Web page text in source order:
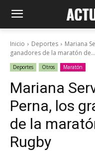
Inicio Deportes
Mariana
ganadores de la maratón de...
Deportes Otros Maratón
Mariana
Perna, los
de la
Rugby